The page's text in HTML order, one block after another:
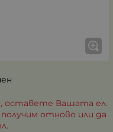
оставете Вашата ел.
отново или да